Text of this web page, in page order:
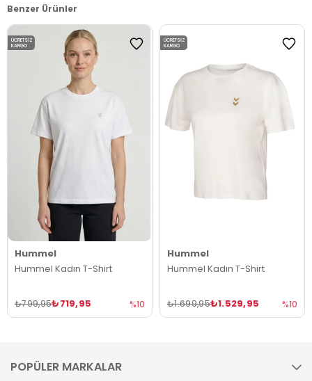
Benzer Ürünler
Hummel
Hummel Kadın T-Shirt
₺719,95
₺799,95 %10
ÜCRETSIZ
KARGO
Hummel
Hummel Kadın T-Shirt
₺1.529,95
₺1.699,95 %10
ÜCRETSIZ
KARGO
POPÜLER MARKALAR